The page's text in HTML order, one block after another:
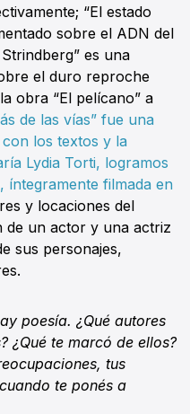
“El estado
sobre el ADN del
es una
el duro reproche
obra “El pelícano” a
de las vías” fue una
los textos y la
Lydia Torti, logramos
íntegramente filmada en
y locaciones del
de un actor y una actriz
sus personajes,
poesía. ¿Qué autores
¿Qué te marcó de ellos?
tus
te ponés a